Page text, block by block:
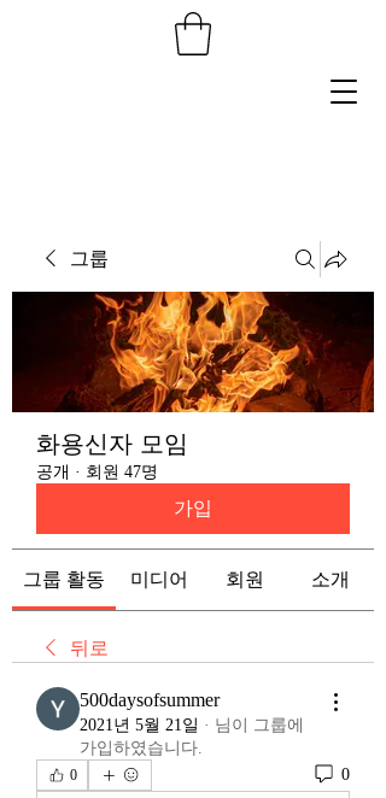
그룹
화용신자 모임
공개 · 회원 47명
가입
그룹 활동 미디어 회원 소개
뒤로
500daysofsummer
2021년 5월 21일 · 님이 그룹에
가입하였습니다.
0 0